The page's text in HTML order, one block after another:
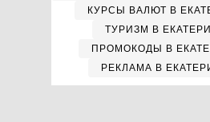
КУРСЫ ВАЛЮТ В
ТУРИЗМ В
ПРОМОКОДЫ В
РЕКЛАМА В